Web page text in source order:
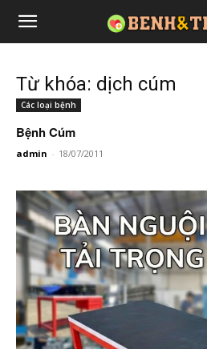
Từ khóa: dịch cúm
Các loại bệnh
Bệnh Cúm
admin - 18/07/2011